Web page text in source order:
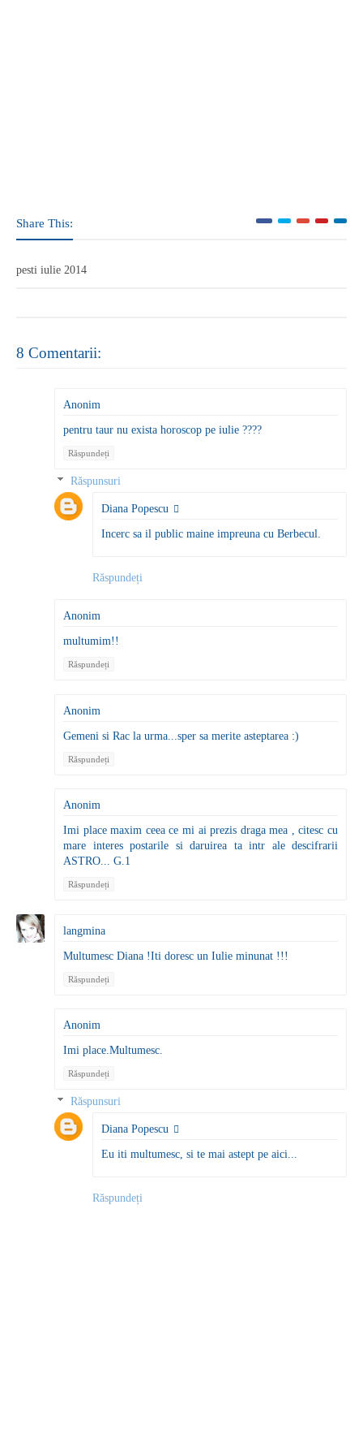
Share This:
pesti iulie 2014
8 Comentarii:
Anonim
pentru taur nu exista horoscop pe iulie ????
Răspundeți
Răspunsuri
Diana Popescu
Incerc sa il public maine impreuna cu Berbecul.
Răspundeți
Anonim
multumim!!
Răspundeți
Anonim
Gemeni si Rac la urma...sper sa merite asteptarea :)
Răspundeți
Anonim
Imi place maxim ceea ce mi ai prezis draga mea , citesc cu
mare interes postarile si daruirea ta intr ale descifrarii
ASTRO... G.1
Răspundeți
langmina
Multumesc Diana !Iti doresc un Iulie minunat !!!
Răspundeți
Anonim
Imi place.Multumesc.
Răspundeți
Răspunsuri
Diana Popescu
Eu iti multumesc, si te mai astept pe aici...
Răspundeți